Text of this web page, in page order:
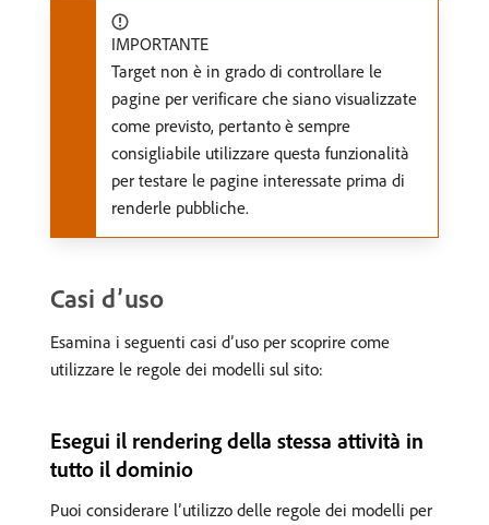
IMPORTANTE
Target non è in grado di controllare le
pagine per verificare che siano visualizzate
come previsto, pertanto è sempre
consigliabile utilizzare questa funzionalità
per testare le pagine interessate prima di
renderle pubbliche.
Casi d’uso
Esamina i seguenti casi d’uso per scoprire come
utilizzare le regole dei modelli sul sito:
Esegui il rendering della stessa attività in
tutto il dominio
Puoi considerare l’utilizzo delle regole dei modelli per